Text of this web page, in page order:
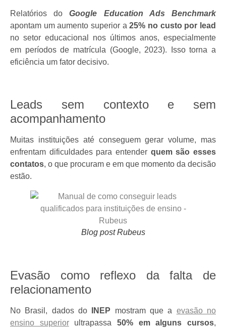
Relatórios doGoogle Education Ads Benchmark
apontam um aumento superior a25% no custo por lead
no setor educacional nos últimos anos, especialmente
em períodos de matrícula (Google, 2023). Isso torna a
eficiência um fator decisivo.
Leads sem contexto e sem
acompanhamento
Muitas instituições até conseguem gerar volume, mas
enfrentam dificuldades para entender quem são esses
contatos, o que procuram e em que momento da decisão
estão.
Blog post Rubeus
Evasão como reflexo da falta de
relacionamento
No Brasil, dados do INEP mostram que a evasão no
ensino superiorultrapassa50% em alguns cursos,